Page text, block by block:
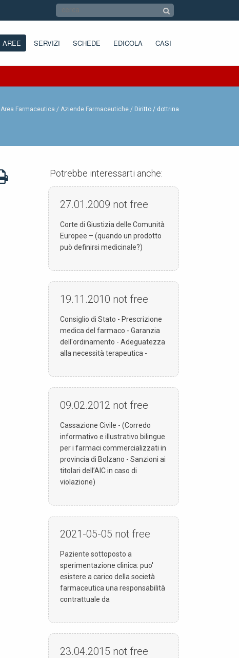
AREE SERVIZI SCHEDE EDICOLA CASI
Area Farmaceutica / Aziende Farmaceutiche Diritto / dottrina
Potrebbe interessarti anche:
27.01.2009 not free
Corte di Giustizia delle Comunità
Europee – (quando un prodotto
può definirsi medicinale?)
19.11.2010 not free
Consiglio di Stato - Prescrizione
medica del farmaco - Garanzia
dell'ordinamento - Adeguatezza
alla necessità terapeutica -
09.02.2012 not free
Cassazione Civile - (Corredo
informativo e illustrativo bilingue
per i farmaci commercializzati in
provincia di Bolzano - Sanzioni ai
titolari dell’AIC in caso di
violazione)
2021-05-05 not free
Paziente sottoposto a
sperimentazione clinica: puo'
esistere a carico della società
farmaceutica una responsabilità
contrattuale da
23.04.2015 not free